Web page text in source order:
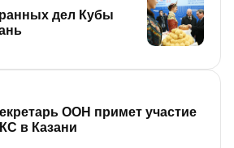
дел Кубы
ООН примет участие
в Казани